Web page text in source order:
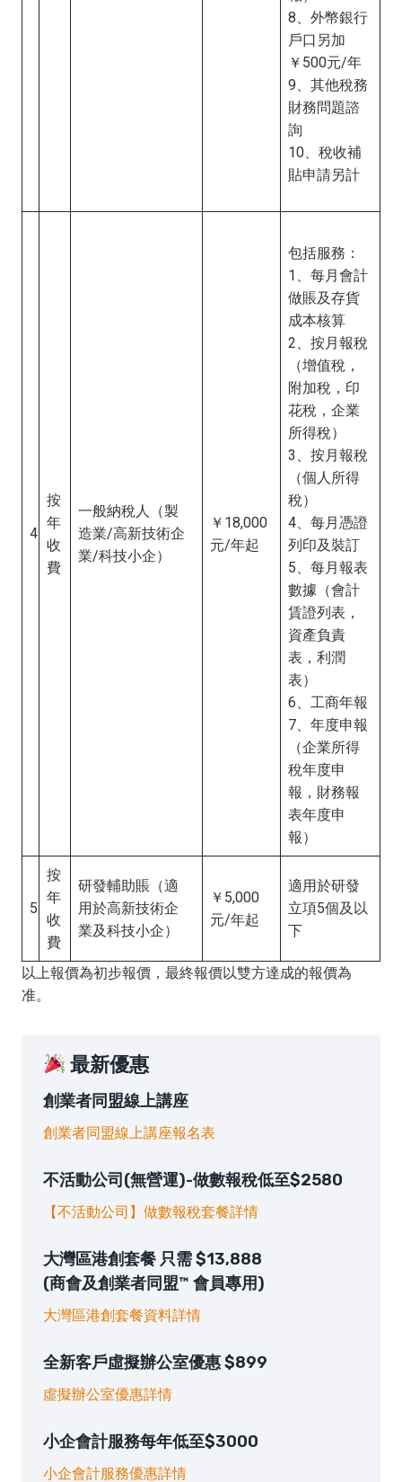
8、外幣銀行
戶口另加
￥500元/年
9、其他稅務
財務問題諮
詢
10、稅收補
貼申請另計
4
按
年
收
費
一般納稅人（製
造業/高新技術企
業/科技小企）
￥18,000
元/年起
包括服務：
1、每月會計
做賬及存貨
成本核算
2、按月報稅
（增值稅，
附加稅，印
花稅，企業
所得稅）
3、按月報稅
（個人所得
稅）
4、每月憑證
列印及裝訂
5、每月報表
數據（會計
賃證列表，
資產負責
表，利潤
表）
6、工商年報
7、年度申報
（企業所得
稅年度申
報，財務報
表年度申
報）
5
按
年
收
費
研發輔助賬（適
用於高新技術企
業及科技小企）
￥5,000
元/年起
適用於研發
立項5個及以
下
以上報價為初步報價，最終報價以雙方達成的報價為
准。
最新優惠
創業者同盟線上講座
創業者同盟線上講座報名表
不活動公司(無營運)-做數報稅低至$2580
【不活動公司】做數報稅套餐詳情
大灣區港創套餐 只需 $13,888
(商會及創業者同盟™ 會員專用)
大灣區港創套餐資料詳情
全新客戶虛擬辦公室優惠 $899
虛擬辦公室優惠詳情
小企會計服務每年低至$3000
小企會計服務優惠詳情